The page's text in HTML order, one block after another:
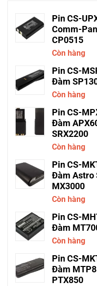
Pin CS-
Comm-
CP0515
Còn hàng
Pin CS-
Đàm
Còn hàng
Pin CS-
Đàm
SRX2200
Còn hàng
Pin CS-
Đàm Astro
MX3000
Còn hàng
Pin CS-
Đàm
Còn hàng
Pin CS-
Đàm
PTX850